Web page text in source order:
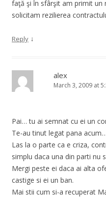
faţă şi în sfârşit am primit un
solicitam rezilierea
Reply ↓
alex
March 3, 2009 at
Pai… tu ai semnat cu ei un
Te-au tinut legat pana
Las la o parte ca e criza,
simplu daca una din parti nu
Mergi peste ei daca ai alta
castige si ei un ban.
Mai stii cum si-a recuperat